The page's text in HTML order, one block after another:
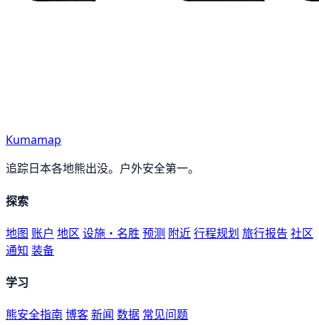
Kumamap
追踪日本各地熊出没。户外安全第一。
探索
地图 账户 地区 设施・名胜 预测 附近行程规划 旅行报告 社区
通知 装备
学习
熊安全指南 博客新闻 数据 常见问题